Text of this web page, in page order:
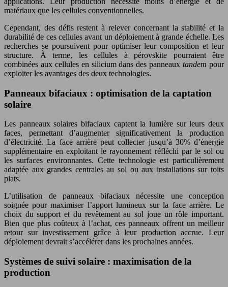
matériaux que les cellules conventionnelles.
Cependant, des défis restent à relever concernant la stabilité et la
durabilité de ces cellules avant un déploiement à grande échelle. Les
recherches se poursuivent pour optimiser leur composition et leur
structure. À terme, les cellules à pérovskite pourraient être
combinées aux cellules en silicium dans des panneauxtandempour
exploiter les avantages des deux technologies.
Panneaux bifaciaux : optimisation de la captation
solaire
Les panneaux solaires bifaciaux captent la lumière sur leurs deux
faces, permettant d’augmenter significativement la production
d’électricité. La face arrière peut collecter jusqu’à 30% d’énergie
supplémentaire en exploitant le rayonnement réfléchi par le sol ou
les surfaces environnantes. Cette technologie est particulièrement
adaptée aux grandes centrales au sol ou aux installations sur toits
plats.
L’utilisation de panneaux bifaciaux nécessite une conception
soignée pour maximiser l’apport lumineux sur la face arrière. Le
choix du support et du revêtement au sol joue un rôle important.
Bien que plus coûteux à l’achat, ces panneaux offrent un meilleur
retour sur investissement grâce à leur production accrue. Leur
déploiement devrait s’accélérer dans les prochaines années.
Systèmes de suivi solaire : maximisation de la
production